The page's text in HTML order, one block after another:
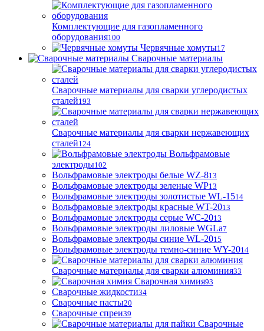
Комплектующие для газопламенного
оборудования100
Червячные хомуты17
Сварочные материалы
Сварочные материалы для сварки углеродистых
сталей193
Сварочные материалы для сварки нержавеющих
сталей124
Вольфрамовые
электроды102
Вольфрамовые электроды белые WZ-813
Вольфрамовые электроды зеленые WP13
Вольфрамовые электроды золотистые WL-1514
Вольфрамовые электроды красные WT-2013
Вольфрамовые электроды серые WC-2013
Вольфрамовые электроды лиловые WGLa7
Вольфрамовые электроды синие WL-2015
Вольфрамовые электроды темно-синие WY-2014
Сварочные материалы для сварки алюминия33
Сварочная химия93
Сварочные жидкости34
Сварочные пасты20
Сварочные спреи39
Сварочные